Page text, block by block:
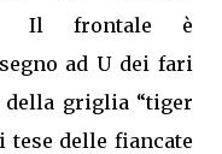
Il frontale è
ad U dei fari
della griglia “tiger
tese delle fiancate